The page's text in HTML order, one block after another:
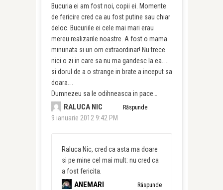
Bucuria ei am fost noi, copii ei. Momente
de fericire cred ca au fost putine sau chiar
deloc. Bucuriile ei cele mai mari erau
mereu realizarile noastre. A fost o mama
minunata si un om extraordinar! Nu trece
nici o zi in care sa nu ma gandesc la ea…..
si dorul de a o strange in brate a inceput sa
doara….
Dumnezeu sa le odihneasca in pace…
RALUCA NIC
9 ianuarie 2012 9:42 PM
Răspunde
Raluca Nic, cred ca asta ma doare
si pe mine cel mai mult: nu cred ca
a fost fericita.
ANEMARI Răspunde